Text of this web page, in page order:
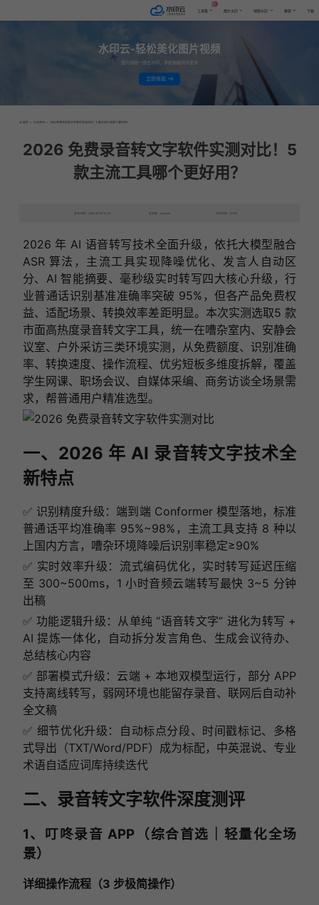
工具集 图片水印 视频水印 教程 下载
水印云-轻松美化图片视频
图片视频一键去水印，手机电脑均可使用
立即体验
首页 > 行业资讯 > 2026 免费录音转文字软件实测对比！5 款主流工具哪个更好用？
2026 免费录音转文字软件实测对比！5
款主流工具哪个更好用？
发布日期：2026-06-03 14:04 发表者：qianqian 浏览次数：675次
2026 年 AI 语音转写技术全面升级，依托大模型融合
ASR 算法，主流工具实现降噪优化、发言人自动区
分、AI 智能摘要、毫秒级实时转写四大核心升级，行
业普通话识别基准准确率突破 95%，但各产品免费权
益、适配场景、转换效率差距明显。本次实测选取5 款
市面高热度录音转文字工具，统一在嘈杂室内、安静会
议室、户外采访三类环境实测，从免费额度、识别准确
率、转换速度、操作流程、优劣短板多维度拆解，覆盖
学生网课、职场会议、自媒体采编、商务访谈全场景需
求，帮普通用户精准选型。
一、2026 年 AI 录音转文字技术全
新特点
✅ 识别精度升级：端到端 Conformer 模型落地，标准
普通话平均准确率 95%~98%，主流工具支持 8 种以
上国内方言，嘈杂环境降噪后识别率稳定≥90%
✅ 实时效率升级：流式编码优化，实时转写延迟压缩
至 300~500ms，1 小时音频云端转写最快 3~5 分钟
出稿
✅ 功能逻辑升级：从单纯 “语音转文字” 进化为转写 +
AI 提炼一体化，自动拆分发言角色、生成会议待办、
总结核心内容
✅ 部署模式升级：云端 + 本地双模型运行，部分 APP
支持离线转写，弱网环境也能留存录音、联网后自动补
全文稿
✅ 细节优化升级：自动标点分段、时间戳标记、多格
式导出（TXT/Word/PDF）成为标配，中英混说、专业
术语自适应词库持续迭代
二、录音转文字软件深度测评
1、叮咚录音 APP（综合首选｜轻量化全场
景）
详细操作流程（3 步极简操作）